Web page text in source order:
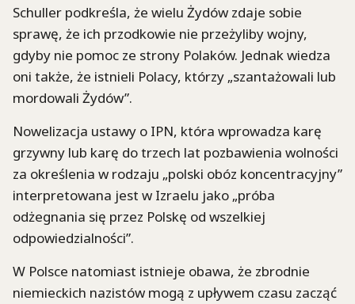
Schuller podkreśla, że wielu Żydów zdaje sobie
sprawę, że ich przodkowie nie przeżyliby wojny,
gdyby nie pomoc ze strony Polaków. Jednak wiedza
oni także, że istnieli Polacy, którzy „szantażowali lub
mordowali Żydów”.
Nowelizacja ustawy o IPN, która wprowadza karę
grzywny lub karę do trzech lat pozbawienia wolności
za określenia w rodzaju „polski obóz koncentracyjny”
interpretowana jest w Izraelu jako „próba
odżegnania się przez Polskę od wszelkiej
odpowiedzialności”.
W Polsce natomiast istnieje obawa, że zbrodnie
niemieckich nazistów mogą z upływem czasu zacząć